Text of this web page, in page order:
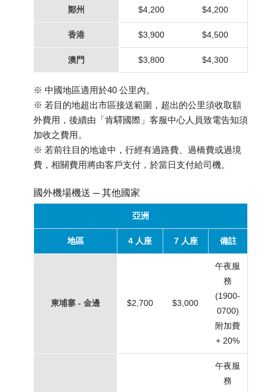
鄭州 $4,200 $4,200
香港 $3,900 $4,500
澳門 $3,800 $4,300
※ 中國地區適用於40 公里內。
※ 若目的地超出市區接送範圍，超出的公里須收取額
外費用，後續由「肯驛國際」客服中心人員致電告知須
加收之費用。
※ 若前往目的地途中，行經有過路費、過橋費或過境
費，相關費用將由客戶支付，於當日支付給司機。
國外機場機送 ─ 其他國家
亞洲
地區 4 人座 7 人座 備註
柬埔寨 - 金邊 $2,700 $3,000
午夜服
務
(1900-
0700)
附加費
+ 20%
午夜服
務